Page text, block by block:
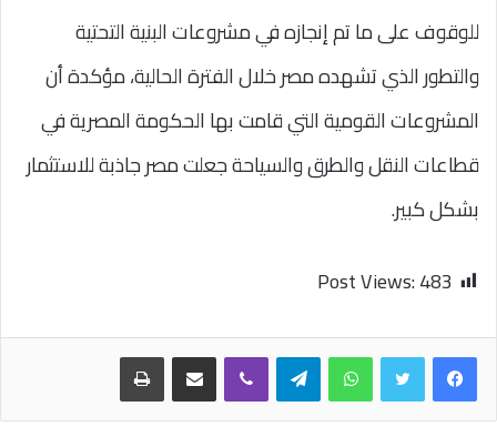
للوقوف على ما تم إنجازه في مشروعات البنية التحتية
والتطور الذي تشهده مصر خلال الفترة الحالية، مؤكدة أن
المشروعات القومية التي قامت بها الحكومة المصرية في
قطاعات النقل والطرق والسياحة جعلت مصر جاذبة للاستثمار
بشكل كبير.
Post Views:483
واتساب تيلقرام